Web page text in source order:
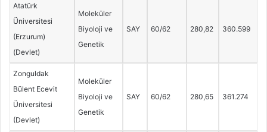
Atatürk
Üniversitesi
(Erzurum)
(Devlet)
Moleküler
Biyoloji ve
Genetik
SAY 60/62 280,82 360.599
Zonguldak
Bülent Ecevit
Üniversitesi
(Devlet)
Moleküler
Biyoloji ve
Genetik
SAY 60/62 280,65 361.274